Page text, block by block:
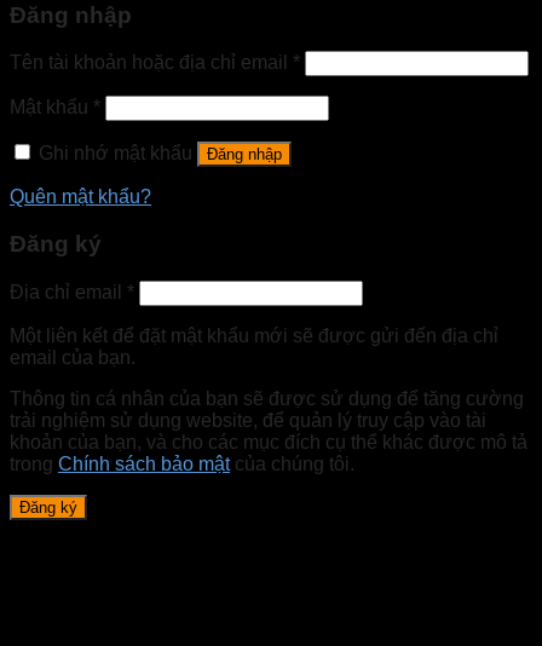
Đăng nhập
Tên tài khoản hoặc địa chỉ email *
Mật khẩu *
Ghi nhớ mật khẩu Đăng nhập
Quên mật khẩu?
Đăng ký
Địa chỉ email *
Một liên kết để đặt mật khẩu mới sẽ được gửi đến địa chỉ
email của bạn.
Thông tin cá nhân của bạn sẽ được sử dụng để tăng cường
trải nghiệm sử dụng website, để quản lý truy cập vào tài
khoản của bạn, và cho các mục đích cụ thể khác được mô tả
trong Chính sách bảo mậtcủa chúng tôi.
Đăng ký